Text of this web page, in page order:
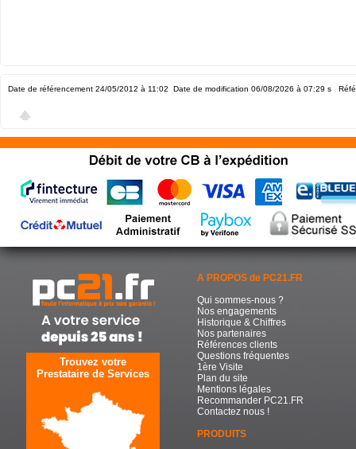
Date de référencement 24/05/2012 à 11:02 Date de modification 06/08/2026 à 07:29 s
Trouvez votre
Prestataire de Services
A PROPOS de PC21.FR
Qui sommes-nous ?
Nos engagements
Historique & Chiffres
Nos partenaires
Références clients
Questions fréquentes
1ère Visite
Plan du site
Mentions légales
Recommander PC21.FR
Contactez nous !
PRODUITS